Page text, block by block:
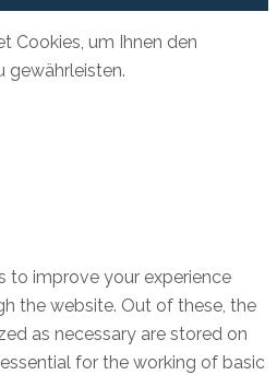
Cookies, um Ihnen den
gewährleisten.
to improve your experience
the website. Out of these, the
as necessary are stored on
for the working of basic